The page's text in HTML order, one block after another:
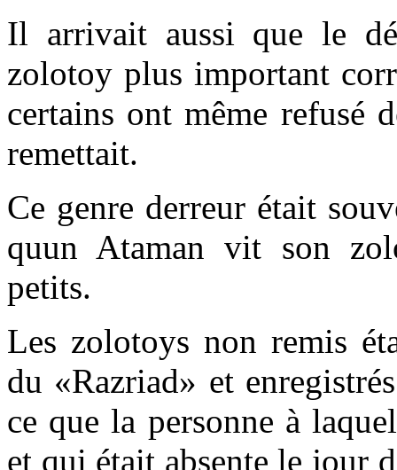
Il arrivait aussi que le
zolotoy plus important
certains ont même refusé
remettait.
Ce genre derreur était
quun Ataman vit son
petits.
Les zolotoys non remis
du «Razriad» et
ce que la personne à
et qui était absente le jour